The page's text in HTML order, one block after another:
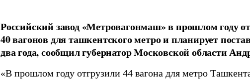
Российский завод «Метровагонмаш» в прошлом году
40 вагонов для ташкентского метро и планирует
два года, сообщил губернатор Московской области
«В прошлом году отгрузили 44 вагона для метро